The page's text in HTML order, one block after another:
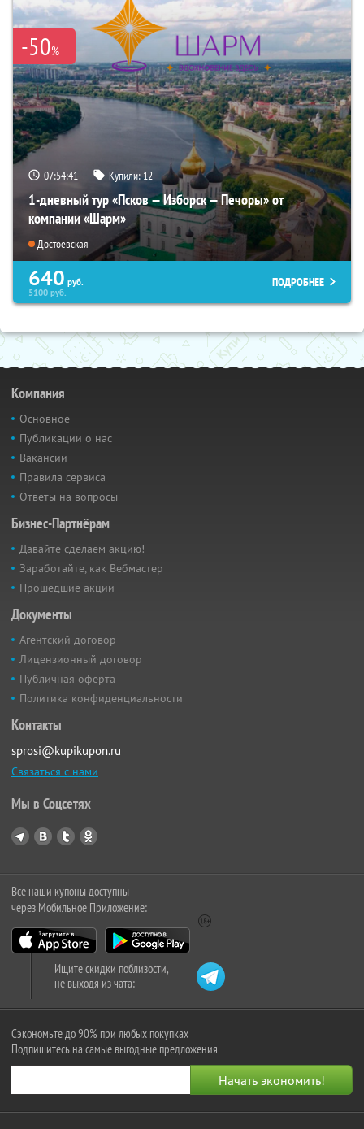
-50%
07:54:40 Купили:12
1-дневный тур «Псков — Изборск — Печоры» от
компании «Шарм»
Достоевская
640 руб.
5100руб.
ПОДРОБНЕЕ
Компания
Основное
Публикации о нас
Вакансии
Правила сервиса
Ответы на вопросы
Бизнес-Партнёрам
Давайте сделаем акцию!
Заработайте, как Вебмастер
Прошедшие акции
Документы
Агентский договор
Лицензионный договор
Публичная оферта
Политика конфиденциальности
Контакты
sprosi@kupikupon.ru
Связаться с нами
Мы в Соцсетях
Все наши купоны доступны
через Мобильное Приложение:
Ищите скидки поблизости,
не выходя из чата:
Сэкономьте до 90% при любых покупках
Подпишитесь на самые выгодные предложения